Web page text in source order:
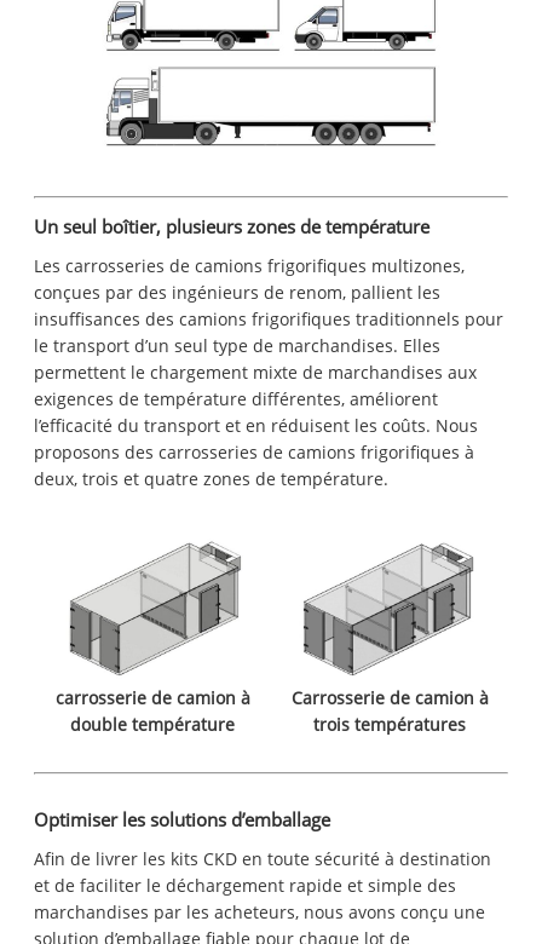
Un seul boîtier, plusieurs zones de température
Les carrosseries de camions frigorifiques multizones,
conçues par des ingénieurs de renom, pallient les
insuffisances des camions frigorifiques traditionnels pour
le transport d’un seul type de marchandises. Elles
permettent le chargement mixte de marchandises aux
exigences de température différentes, améliorent
l’efficacité du transport et en réduisent les coûts. Nous
proposons des carrosseries de camions frigorifiques à
deux, trois et quatre zones de température.
carrosserie de camion à
double température
Carrosserie de camion à
trois températures
Optimiser les solutions d’emballage
Afin de livrer les kits CKD en toute sécurité à destination
et de faciliter le déchargement rapide et simple des
marchandises par les acheteurs, nous avons conçu une
solution d’emballage fiable pour chaque lot de